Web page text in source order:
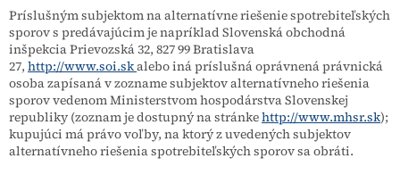
Príslušným subjektom na alternatívne riešenie spotrebiteľských
sporov s predávajúcim je napríklad Slovenská obchodná
inšpekcia Prievozská 32, 827 99 Bratislava
27, http://www.soi.skalebo iná príslušná oprávnená právnická
osoba zapísaná v zozname subjektov alternatívneho riešenia
sporov vedenom Ministerstvom hospodárstva Slovenskej
republiky (zoznam je dostupný na stránkehttp://www.mhsr.sk);
kupujúci má právo voľby, na ktorý z uvedených subjektov
alternatívneho riešenia spotrebiteľských sporov sa obráti.